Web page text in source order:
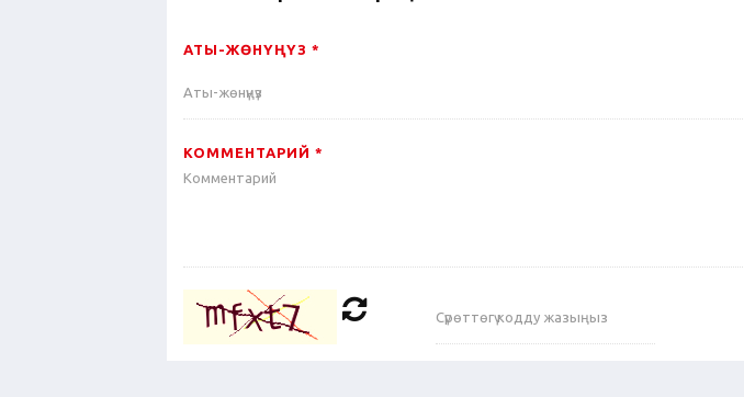
АТЫ-ЖӨНҮҢҮЗ *
КОММЕНТАРИЙ *